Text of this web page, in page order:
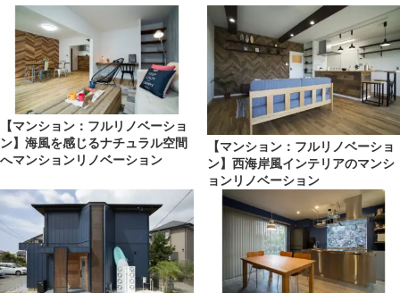
【マンション：フルリノベーショ
ン】海風を感じるナチュラル空間
へマンションリノベーション
【マンション：フルリノベーショ
ン】西海岸風インテリアのマンシ
ョンリノベーション